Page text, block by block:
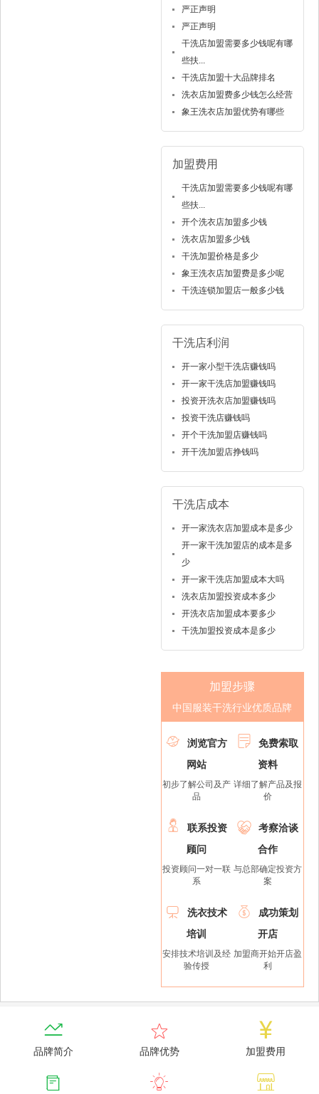
严正声明
严正声明
干洗店加盟需要多少钱呢有哪
些扶...
干洗店加盟十大品牌排名
洗衣店加盟费多少钱怎么经营
象王洗衣店加盟优势有哪些
加盟费用
干洗店加盟需要多少钱呢有哪
些扶...
开个洗衣店加盟多少钱
洗衣店加盟多少钱
干洗加盟价格是多少
象王洗衣店加盟费是多少呢
干洗连锁加盟店一般多少钱
干洗店利润
开一家小型干洗店赚钱吗
开一家干洗店加盟赚钱吗
投资开洗衣店加盟赚钱吗
投资干洗店赚钱吗
开个干洗加盟店赚钱吗
开干洗加盟店挣钱吗
干洗店成本
开一家洗衣店加盟成本是多少
开一家干洗加盟店的成本是多
少
开一家干洗店加盟成本大吗
洗衣店加盟投资成本多少
开洗衣店加盟成本要多少
干洗加盟投资成本是多少
加盟步骤
中国服装干洗行业优质品牌

浏览官方
网站
初步了解公司及产
品

免费索取
资料
详细了解产品及报
价

联系投资
顾问
投资顾问一对一联
系

考察洽谈
合作
与总部确定投资方
案

洗衣技术
培训
安排技术培训及经
验传授

成功策划
开店
加盟商开始开店盈
利

品牌简介

品牌优势

加盟费用
  